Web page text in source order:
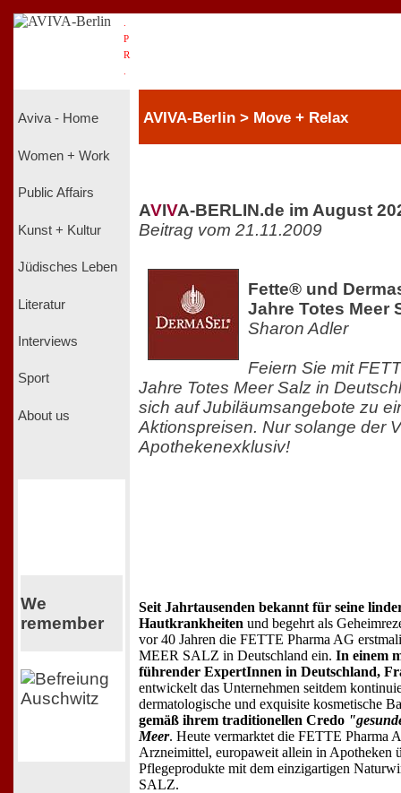
P
R
Aviva - Home
Women + Work
Public Affairs
Kunst + Kultur
Jüdisches Leben
Literatur
Interviews
Sport
About us
We
remember
AVIVA-Berlin > Move + Relax
AVIVA-BERLIN.de im August
Beitrag vom 21.11.2009
Fette® und
Jahre Totes Meer
Sharon Adler
Feiern Sie mit
Jahre Totes Meer Salz in
sich auf Jubiläumsangebote zu
Aktionspreisen. Nur solange der
Apothekenexklusiv!
Seit Jahrtausenden bekannt für seine
Hautkrankheiten und begehrt als
vor 40 Jahren die FETTE Pharma AG
MEER SALZ in Deutschland ein. In einem
führender ExpertInnen in Deutschland,
entwickelt das Unternehmen seitdem
dermatologische und exquisite kosmetische
gemäß ihrem traditionellen Credo
Meer. Heute vermarktet die FETTE Pharma
Arzneimittel, europaweit allein in Apotheken
Pflegeprodukte mit dem einzigartigen
SALZ.